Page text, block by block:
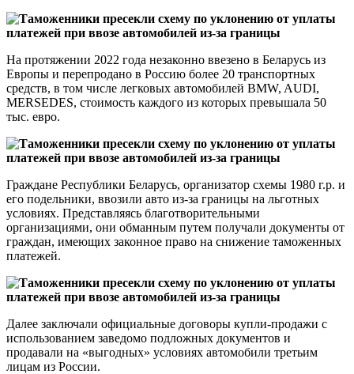
На протяжении 2022 года незаконно ввезено в Беларусь из
Европы и перепродано в Россию более 20 транспортных
средств, в том числе легковых автомобилей BMW, AUDI,
MERSEDES, стоимость каждого из которых превышала 50
тыс. евро.
Граждане Республики Беларусь, организатор схемы 1980 г.р. и
его подельники, ввозили авто из-за границы на льготных
условиях. Представляясь благотворительными
организациями, они обманным путем получали документы от
граждан, имеющих законное право на снижение таможенных
платежей.
Далее заключали официальные договоры купли-продажи с
использованием заведомо подложных документов и
продавали на «выгодных» условиях автомобили третьим
лицам из России.